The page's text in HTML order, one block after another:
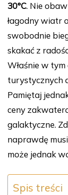
30°C. Nie
łagodny wiatr
swobodnie
skakać z
Właśnie w
turystycznych
Pamiętaj
ceny
galaktyczne.
naprawdę
może jednak
Spis treści